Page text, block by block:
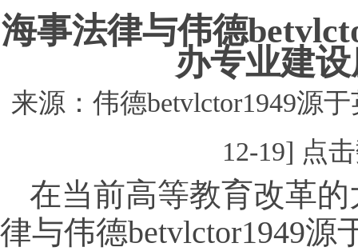
海事法律与​伟德
办专业建
来源：伟德betvlctor1949源
12-19] 点
在当前高等教育改革
律与​伟德betvlctor1949源